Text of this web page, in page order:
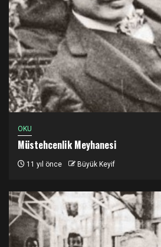
OKU
Müstehcenlik Meyhanesi
11 yıl önce Büyük Keyif